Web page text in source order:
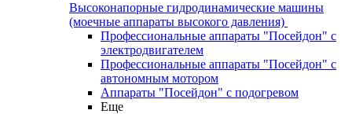
Высоконапорные гидродинамические машины
(моечные аппараты высокого давления)
Профессиональные аппараты "Посейдон" с
электродвигателем
Профессиональные аппараты "Посейдон" с
автономным мотором
Аппараты "Посейдон" с подогревом
Еще